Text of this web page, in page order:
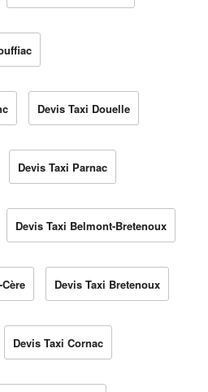
Devis Taxi Douelle
Devis Taxi Parnac
Devis Taxi Belmont-Bretenoux
Devis Taxi Bretenoux
Devis Taxi Cornac